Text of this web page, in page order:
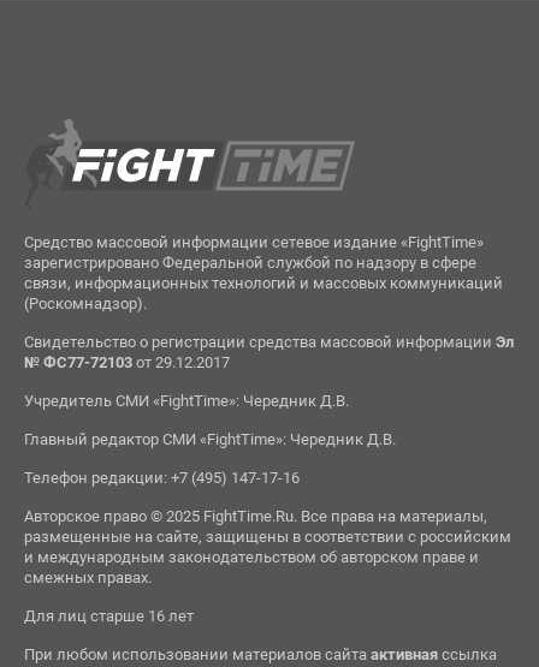
Средство массовой информации сетевое издание «FightTime»
зарегистрировано Федеральной службой по надзору в сфере
связи, информационных технологий и массовых коммуникаций
(Роскомнадзор).
Свидетельство о регистрации средства массовой информации Эл
№ ФС77-72103от 29.12.2017
Учредитель СМИ «FightTime»: Чередник Д.В.
Главный редактор СМИ «FightTime»: Чередник Д.В.
Телефон редакции: +7 (495) 147-17-16
Авторское право © 2025 FightTime.Ru. Все права на материалы,
размещенные на сайте, защищены в соответствии с российским
и международным законодательством об авторском праве и
смежных правах.
Для лиц старше 16 лет
При любом использовании материалов сайта активнаяссылка